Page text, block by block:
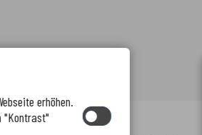
erhöhen.
"Kontrast"